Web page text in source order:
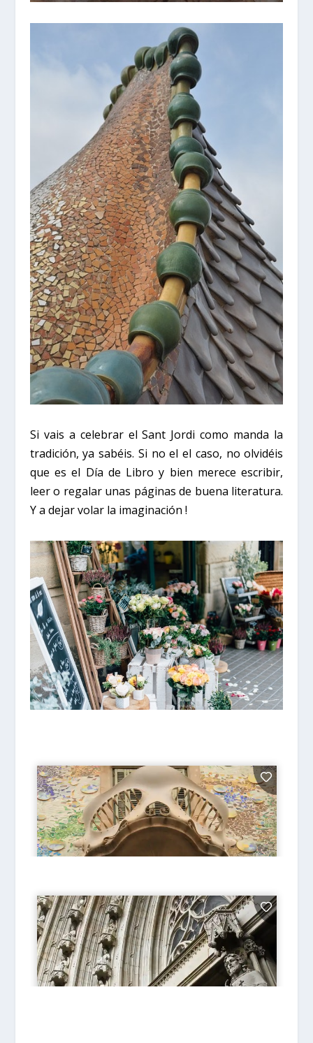
Si vais a celebrar elSant Jordicomo manda la
tradición, ya sabéis. Si no el el caso, no olvidéis
que es el Día de Libro y bien merece escribir,
leer o regalar unas páginas de buena literatura.
Y a dejar volar la imaginación !